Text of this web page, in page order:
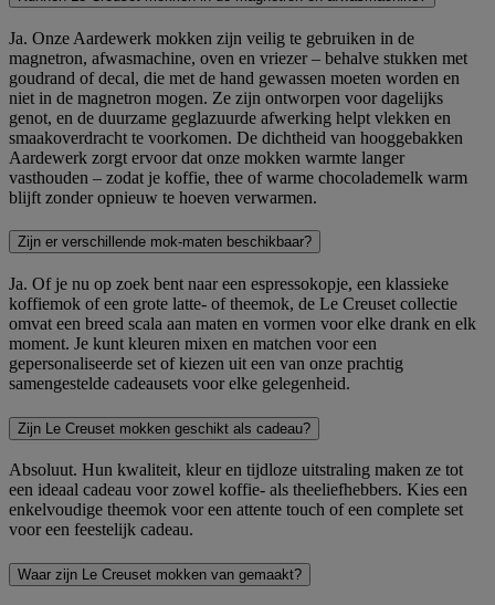
Ja. Onze Aardewerk mokken zijn veilig te gebruiken in de
magnetron, afwasmachine, oven en vriezer – behalve stukken met
goudrand of decal, die met de hand gewassen moeten worden en
niet in de magnetron mogen. Ze zijn ontworpen voor dagelijks
genot, en de duurzame geglazuurde afwerking helpt vlekken en
smaakoverdracht te voorkomen. De dichtheid van hooggebakken
Aardewerk zorgt ervoor dat onze mokken warmte langer
vasthouden – zodat je koffie, thee of warme chocolademelk warm
blijft zonder opnieuw te hoeven verwarmen.
Zijn er verschillende mok-maten beschikbaar?
Ja. Of je nu op zoek bent naar een espressokopje, een klassieke
koffiemok of een grote latte- of theemok, de Le Creuset collectie
omvat een breed scala aan maten en vormen voor elke drank en elk
moment. Je kunt kleuren mixen en matchen voor een
gepersonaliseerde set of kiezen uit een van onze prachtig
samengestelde cadeausets voor elke gelegenheid.
Zijn Le Creuset mokken geschikt als cadeau?
Absoluut. Hun kwaliteit, kleur en tijdloze uitstraling maken ze tot
een ideaal cadeau voor zowel koffie- als theeliefhebbers. Kies een
enkelvoudige theemok voor een attente touch of een complete set
voor een feestelijk cadeau.
Waar zijn Le Creuset mokken van gemaakt?